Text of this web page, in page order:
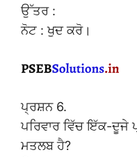
ਉੱਤਰ :
ਨੋਟ : ਖੁਦ ਕਰੋ।
ਪ੍ਰਸ਼ਨ 6.
ਪਰਿਵਾਰ ਵਿੱਚ ਇੱਕ-ਦੂਜੇ
ਮਤਲਬ ਹੈ?